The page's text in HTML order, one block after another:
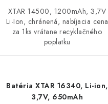
XTAR 14500, 1200mAh, 3,7V
Li-Ion, chránená, nabíjacia cena
za 1ks vrátane recyklačného
poplatku
Batéria XTAR 16340, Li-ion,
3,7V, 650mAh